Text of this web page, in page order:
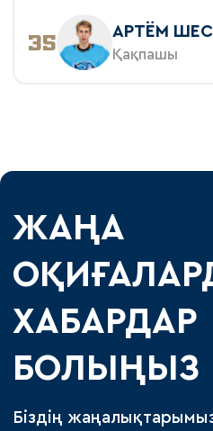
35 АРТЁМ
Қақпашы
ЖАҢА
ХАБАРДАР
БОЛЫҢЫЗ
Біздің